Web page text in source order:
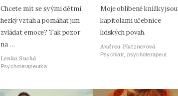
Chcete mít se svými dětmi
hezký vztah a pomáhat jim
zvládat emoce? Tak pozor
na …
Lenka Suchá
Psychoterapeutka
Moje oblíbené knížky jsou
kapitolami učebnice
lidských povah.
Andrea Platznerová
Psychiatr, psychoterapeut